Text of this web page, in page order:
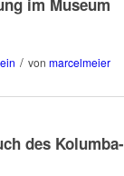
im Museum
/ von marcelmeier
des Kolumba-